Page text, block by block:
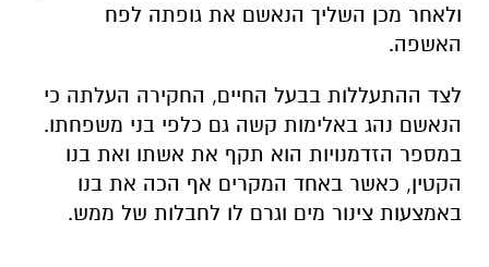
הנאשם נהג באלימות קשה גם כלפי בני משפחתו.
במספר הזדמנויות הוא תקף את אשתו ואת בנו
באמצעות צינור מים וגרם לו לחבלות של ממש.